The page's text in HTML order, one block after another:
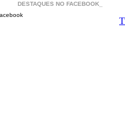
DESTAQUES NO FACEBOOK_